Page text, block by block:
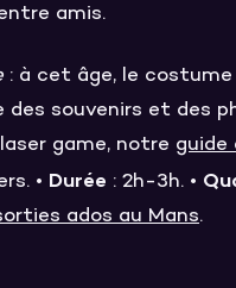
amis.
: à cet âge, le
souvenirs et des
game, notre guide
• Durée : 2h-3h. •
ados au Mans.